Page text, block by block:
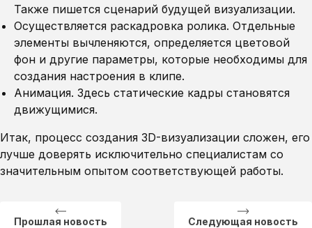
Также пишется сценарий будущей визуализации.
Осуществляется раскадровка ролика. Отдельные
элементы вычленяются, определяется цветовой
фон и другие параметры, которые необходимы для
создания настроения в клипе.
Анимация. Здесь статические кадры становятся
движущимися.
Итак, процесс создания 3D-визуализации сложен, его
лучше доверять исключительно специалистам со
значительным опытом соответствующей работы.
Прошлая новость Следующая новость